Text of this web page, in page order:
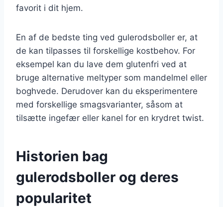
favorit i dit hjem.
En af de bedste ting ved gulerodsboller er, at
de kan tilpasses til forskellige kostbehov. For
eksempel kan du lave dem glutenfri ved at
bruge alternative meltyper som mandelmel eller
boghvede. Derudover kan du eksperimentere
med forskellige smagsvarianter, såsom at
tilsætte ingefær eller kanel for en krydret twist.
Historien bag
gulerodsboller og deres
popularitet